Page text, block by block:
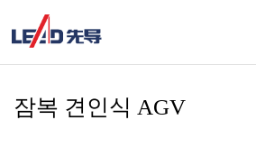
잠복 견인식 AGV